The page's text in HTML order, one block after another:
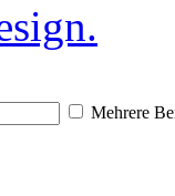
Mehrere